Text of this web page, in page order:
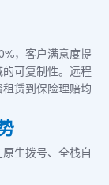
，客户满意度提
可复制性。远程
赁到保险理赔均
生拨号、全栈自